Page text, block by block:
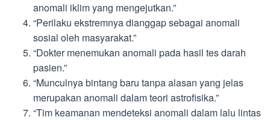
anomali iklim yang mengejutkan.”
“Perilaku ekstremnya dianggap sebagai anomali
sosial oleh masyarakat.”
“Dokter menemukan anomali pada hasil tes darah
pasien.”
“Munculnya bintang baru tanpa alasan yang jelas
merupakan anomali dalam teori astrofisika.”
“Tim keamanan mendeteksi anomali dalam lalu lintas